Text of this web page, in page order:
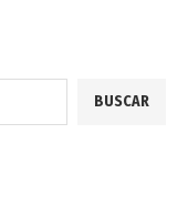
BUSCAR